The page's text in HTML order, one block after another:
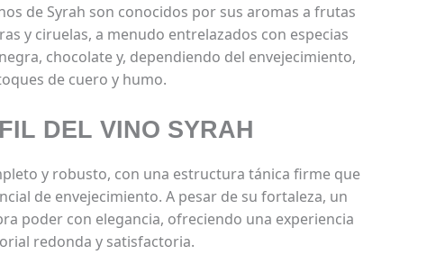
de Syrah son conocidos por sus aromas a frutas
y ciruelas, a menudo entrelazados con especias
chocolate y, dependiendo del envejecimiento,
de cuero y humo.
DEL VINO SYRAH
y robusto, con una estructura tánica firme que
de envejecimiento. A pesar de su fortaleza, un
poder con elegancia, ofreciendo una experiencia
redonda y satisfactoria.